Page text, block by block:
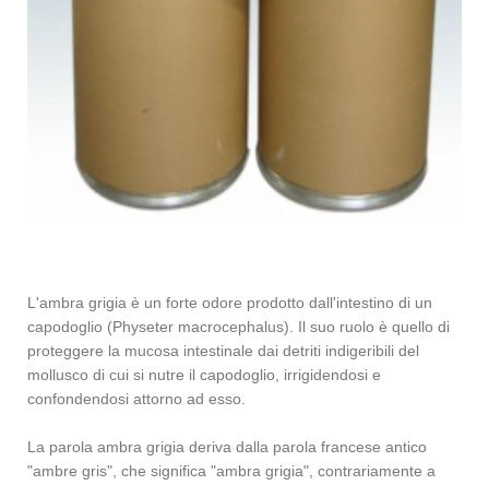
L'ambra grigia è un forte odore prodotto dall'intestino di un
capodoglio (Physeter macrocephalus). Il suo ruolo è quello di
proteggere la mucosa intestinale dai detriti indigeribili del
mollusco di cui si nutre il capodoglio, irrigidendosi e
confondendosi attorno ad esso.
La parola ambra grigia deriva dalla parola francese antico
"ambre gris", che significa "ambra grigia", contrariamente a